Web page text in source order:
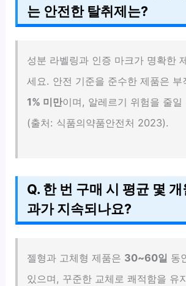
는 안전한 탈취제는?
성분 라벨링과 인증 마크가 명확한
세요. 안전 기준을 준수한 제품은 부
1% 미만이며, 알레르기 위험을 줄일
(출처: 식품의약품안전처 2023).
Q. 한 번 구매 시 평균 몇
과가 지속되나요?
젤형과 고체형 제품은 30~60일 동
있으며, 꾸준한 교체로 쾌적함을 유